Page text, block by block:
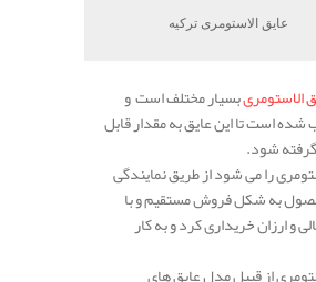
عایق الاستومری ترکیه
الاستومریبسیار مختلف است و
است تا این عایق به مقدار قابل
شود.
را می شود از طریق نمایندگی
به شکل فروش مستقیم و با
و ارزان خریداری کرد و به کار
از قبیل مدل عایق های